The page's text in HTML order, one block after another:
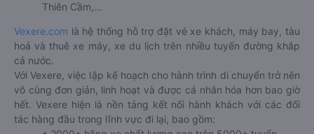
Thiên Cầm,...
Vexere.com là hệ thống hỗ trợ đặt vé xe khách, máy bay, tàu
hoả và thuê xe máy, xe du lịch trên nhiều tuyến đường khắp
cả nước.
Với Vexere, việc lập kế hoạch cho hành trình di chuyển trở nên
vô cùng đơn giản, linh hoạt và được cá nhân hóa hơn bao giờ
hết. Vexere hiện là nền tảng kết nối hành khách với các đối
tác hàng đầu trong lĩnh vực đi lại, bao gồm: